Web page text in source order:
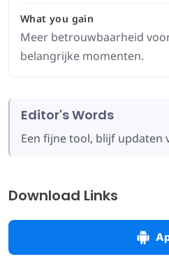
What you gain
Meer betrouwbaarheid
belangrijke momenten.
Editor's Words
Een fijne tool, blijf updaten
Download Links